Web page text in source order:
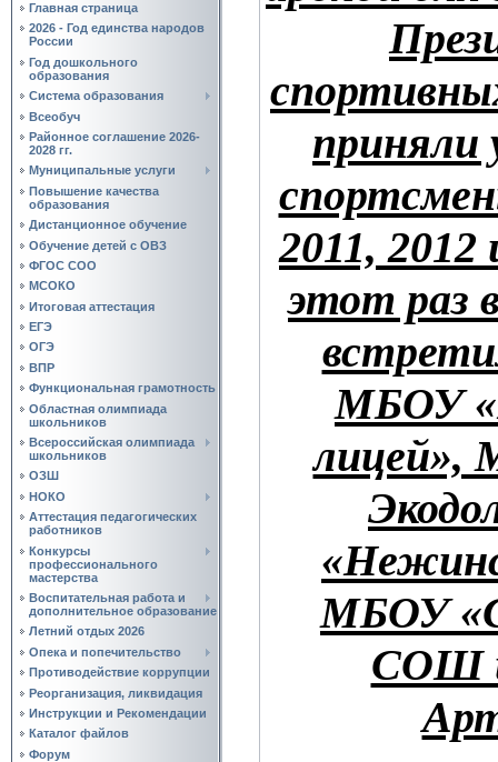
Главная страница
2026 - Год единства народов
России
Год дошкольного
образования
Система образования
Всеобуч
Районное соглашение 2026-
2028 гг.
Муниципальные услуги
Повышение качества
образования
Дистанционное обучение
Обучение детей с ОВЗ
ФГОС СОО
МСОКО
Итоговая аттестация
ЕГЭ
ОГЭ
ВПР
Функциональная грамотность
Областная олимпиада
школьников
Всероссийская олимпиада
школьников
ОЗШ
НОКО
Аттестация педагогических
работников
Конкурсы
профессионального
мастерства
Воспитательная работа и
дополнительное образование
Летний отдых 2026
Опека и попечительство
Противодействие коррупции
Реорганизация, ликвидация
Инструкции и Рекомендации
Каталог файлов
Форум
приняли
2011, 2012
этот раз
МБОУ
лицей»,
МБОУ
СОШ